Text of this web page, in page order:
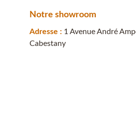
Adresse : 1 Avenue André
Cabestany
Notre showroom